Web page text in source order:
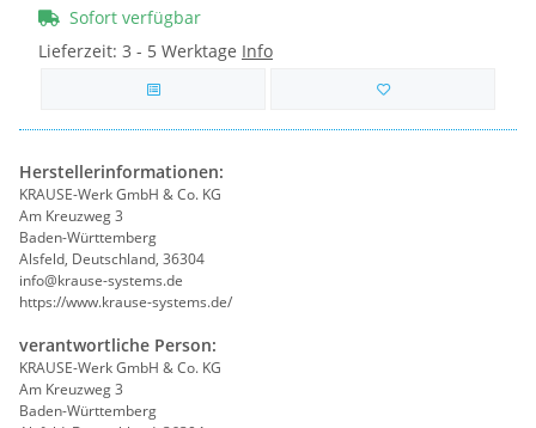
Sofort verfügbar
Lieferzeit: 3 - 5 Werktage Info
Herstellerinformationen:
KRAUSE-Werk GmbH & Co. KG
Am Kreuzweg 3
Baden-Württemberg
Alsfeld, Deutschland, 36304
info@krause-systems.de
https://www.krause-systems.de/
verantwortliche Person:
KRAUSE-Werk GmbH & Co. KG
Am Kreuzweg 3
Baden-Württemberg